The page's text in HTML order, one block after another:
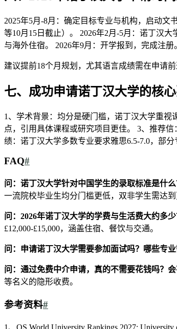
2025年5月-8月：确定目标专业与机构，启动文
等10月15日截止）。 2026年2月-5月：诺丁汉
与海外住宿。 2026年9月：开学报到，完成注册
建议提前18个月规划，尤其语言成绩需在申请
七、成功申请诺丁汉大学的核
1、学术背景：均分是硬门槛，诺丁汉大学重
点，引用具体课程或研究项目更佳。 3、推荐
绩：诺丁汉大学多数专业要求雅思6.5-7.0，部
FAQ#
问：诺丁汉大学针对中国学生的录取标准是什么
一流院校毕业生均分门槛更低，双非学生需达到
问：2026年诺丁汉大学的学费与生活费大约多少
£12,000-£15,000，涵盖住宿、餐饮与交通。
问：申请诺丁汉大学需要参加面试吗？哪些专业
问：通过免费中介申请，真的不需要花钱吗？会
等名义的隐形收费。
参考资料#
1、QS World University Rankings 2027: